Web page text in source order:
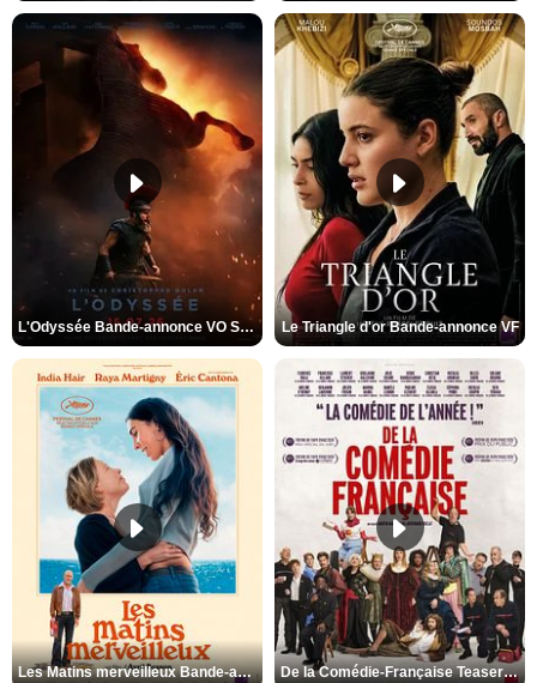
L'Odyssée Bande-annonce VO STFR Le Triangle d'or Bande-annonce VF
Les Matins merveilleux Bande-annonce VF De la Comédie-Française Teaser VF